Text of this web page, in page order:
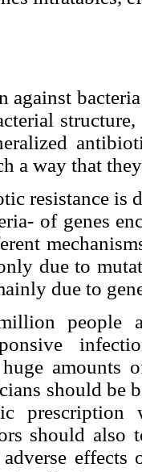
against
a way that
resistance is
of genes
due to
due to
people
amounts
should be
prescription
should also